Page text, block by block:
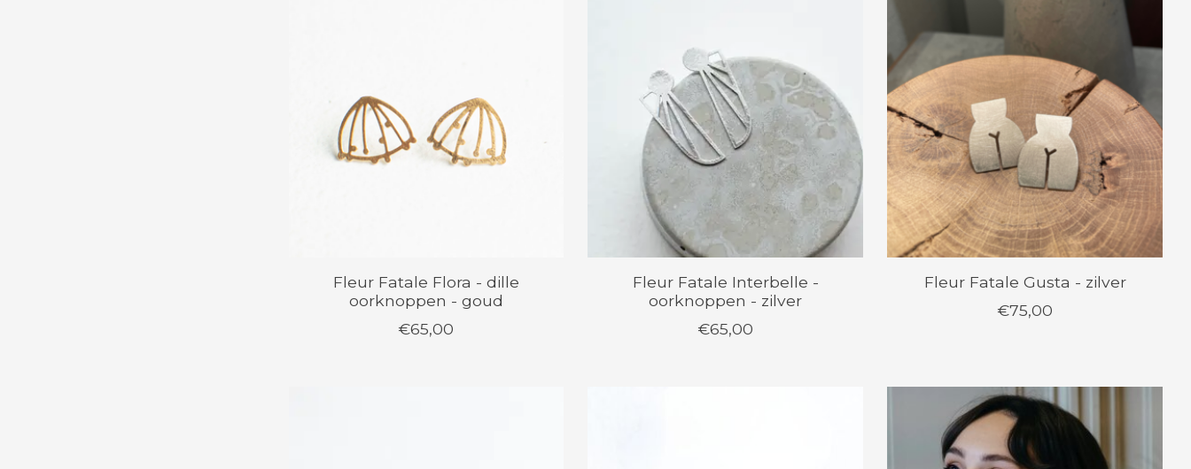
Fleur Fatale Flora - dille
oorknoppen - goud
€65,00
Fleur Fatale Interbelle -
oorknoppen - zilver
€65,00
Fleur Fatale Gusta - zilver
€75,00